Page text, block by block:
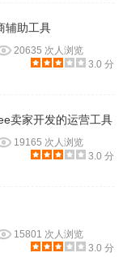
辅助工具
20635 次人浏览
3.0 分
卖家开发的运营工具
19165 次人浏览
3.0 分
15801 次人浏览
3.0 分